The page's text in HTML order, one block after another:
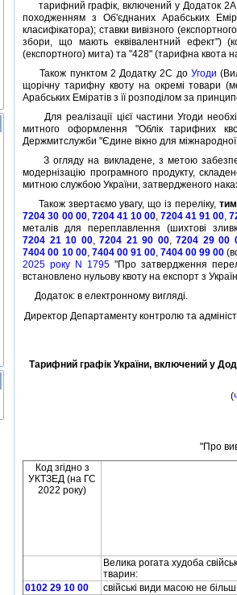
тарифний графiк, включений у Додаток
походженням з Об'єднаних Арабських
класифiкатора); ставки вивiзного
збори, що мають еквiвалентний ефект")
(експортного) мита) та "428" (тарифна квота
Також пунктом 2 Додатку 2С до Угоди
щорiчну тарифну квоту на окремi товари
Арабських Емiратiв з її розподiлом за
Для реалiзацiї цiєї частини Угоди
митного оформлення "Облiк тарифних
Держмитслужби "Єдине вiкно для
З огляду на викладене, з метою
модернiзацiю програмного продукту,
митною службою України, затвердженого
Також звертаємо увагу, що iз перелiку,
7204 30 00 00, 7204 41 10 00, 7204 41 91 00,
металiв для переплавлення (шихтовi
7204 21 10 00,7204 21 90 00,7204 29 00
7404 00 10 00, 7404 00 91 00, 7404 00 99 00
2025 року N 1795 "Про затвердження
встановлено нульову квоту на експорт з
Додаток: в електронному виглядi.
Директор Департаменту контролю та
Тарифний графiк України, включений у
(
"Про
Код згiдно з
УКТЗЕД (на ГС
2022 року)
Велика рогата худоба
тварин:
0102 29 10 00
свiйськi види масою не бiльш